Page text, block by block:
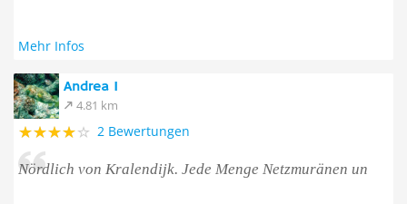
Mehr Infos
Andrea I
4.81 km
2 Bewertungen
Nördlich von Kralendijk. Jede Menge Netzmuränen un